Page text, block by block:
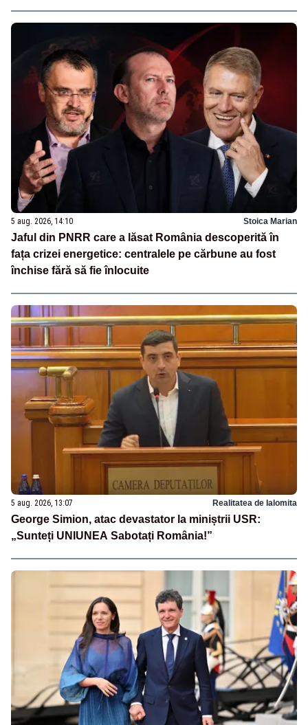
5 aug. 2026, 14:10 Stoica Marian
Jaful din PNRR care a lăsat România descoperită în
fața crizei energetice: centralele pe cărbune au fost
închise fără să fie înlocuite
5 aug. 2026, 13:07 Realitatea de Ialomita
George Simion, atac devastator la miniștrii USR:
„Sunteți UNIUNEA Sabotați România!”